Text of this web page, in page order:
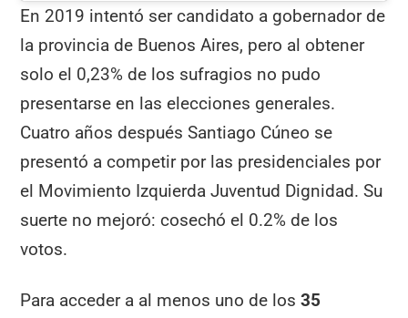
En 2019 intentó ser candidato a gobernador de
la provincia de Buenos Aires, pero al obtener
solo el 0,23% de los sufragios no pudo
presentarse en las elecciones generales.
Cuatro años después Santiago Cúneo se
presentó a competir por las presidenciales por
el Movimiento Izquierda Juventud Dignidad. Su
suerte no mejoró: cosechó el 0.2% de los
votos.
Para acceder a al menos uno de los35